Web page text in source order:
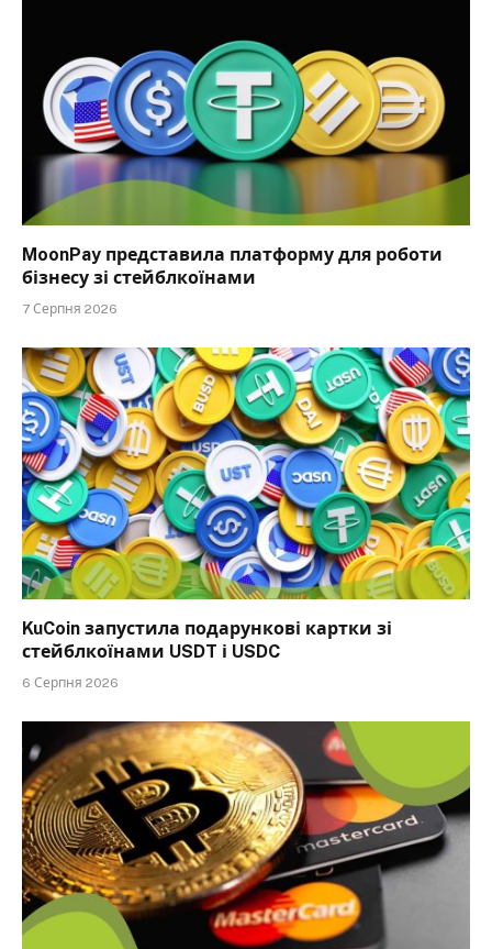
MoonPay представила платформу для роботи
бізнесу зі стейблкоїнами
7 Серпня 2026
KuCoin запустила подарункові картки зі
стейблкоїнами USDT і USDC
6 Серпня 2026